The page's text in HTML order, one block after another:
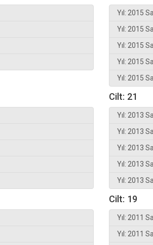
Yıl: 2015
Yıl: 2015
Yıl: 2015
Yıl: 2015
Yıl: 2015
Cilt: 21
Yıl: 2013
Yıl: 2013
Yıl: 2013
Yıl: 2013
Yıl: 2013
Cilt: 19
Yıl: 2011
Yıl: 2011